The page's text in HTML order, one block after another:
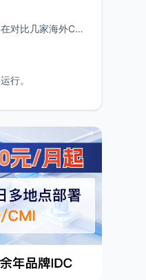
好文章，正好最近在对比几家海外CDN。文中提到CF免费版不支持自定义回源端口和HOST这个痛点太真实
行。